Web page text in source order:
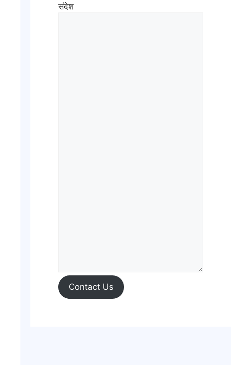
संदेश
Contact Us